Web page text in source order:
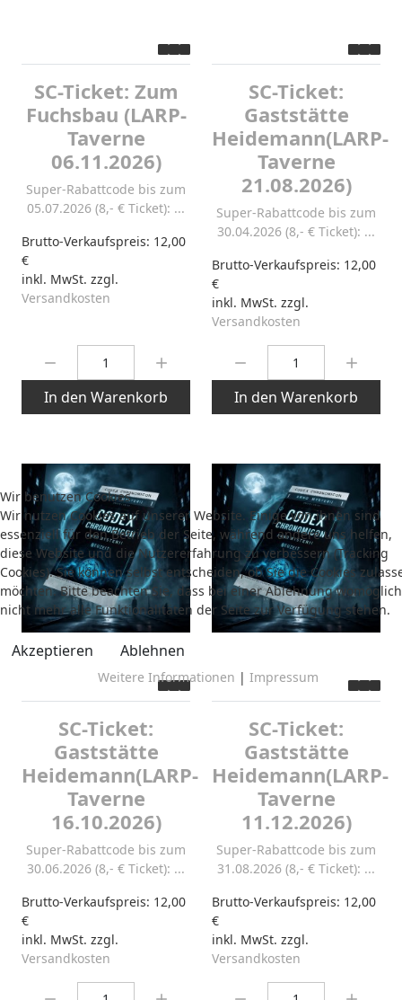
SC-Ticket: Zum
Fuchsbau (LARP-
Taverne
06.11.2026)
Super-Rabattcode bis zum
05.07.2026 (8,- € Ticket): ...
Brutto-Verkaufspreis: 12,00
€
inkl. MwSt. zzgl.
Versandkosten
In den Warenkorb
SC-Ticket:
Gaststätte
Heidemann(LARP-
Taverne
21.08.2026)
Super-Rabattcode bis zum
30.04.2026 (8,- € Ticket): ...
Brutto-Verkaufspreis: 12,00
€
inkl. MwSt. zzgl.
Versandkosten
In den Warenkorb
SC-Ticket:
Gaststätte
Heidemann(LARP-
Taverne
16.10.2026)
Super-Rabattcode bis zum
30.06.2026 (8,- € Ticket): ...
Brutto-Verkaufspreis: 12,00
€
inkl. MwSt. zzgl.
Versandkosten
SC-Ticket:
Gaststätte
Heidemann(LARP-
Taverne
11.12.2026)
Super-Rabattcode bis zum
31.08.2026 (8,- € Ticket): ...
Brutto-Verkaufspreis: 12,00
€
inkl. MwSt. zzgl.
Versandkosten
Wir benutzen Cookies
Wir nutzen Cookies auf unserer Website. Einige von ihnen sind
essenziell für den Betrieb der Seite, während andere uns helfen,
diese Website und die Nutzererfahrung zu verbessern (Tracking
Cookies). Sie können selbst entscheiden, ob Sie die Cookies
möchten. Bitte beachten Sie, dass bei einer Ablehnung womöglich
nicht mehr alle Funktionalitäten der Seite zur Verfügung stehen.
Akzeptieren Ablehnen
Weitere Informationen | Impressum